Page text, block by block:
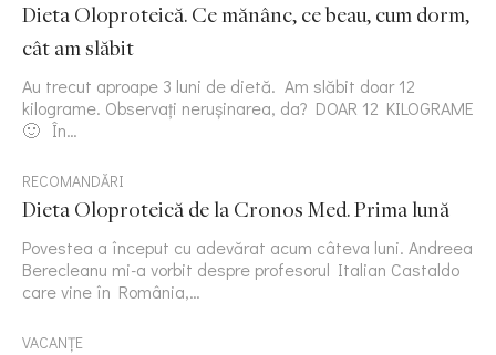
Dieta Oloproteică. Ce mănânc, ce beau, cum dorm,
cât am slăbit
Au trecut aproape 3 luni de dietă. Am slăbit doar 12
kilograme. Observați nerușinarea, da? DOAR 12 KILOGRAME
🙂 În…
RECOMANDĂRI
Dieta Oloproteică de la Cronos Med. Prima lună
Povestea a început cu adevărat acum câteva luni. Andreea
Berecleanu mi-a vorbit despre profesorul Italian Castaldo
care vine în România,…
VACANȚE